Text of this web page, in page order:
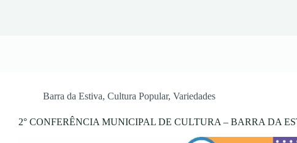
Barra da Estiva, Cultura Popular, Variedades
2° CONFERÊNCIA MUNICIPAL DE CULTURA – BARRA DA